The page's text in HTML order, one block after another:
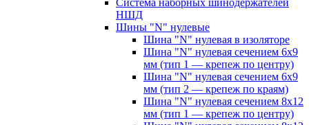
Система наборных шинодержателей
НШД
Шины "N" нулевые
Шина "N" нулевая в изоляторе
Шина "N" нулевая сечением 6х9
мм (тип 1 — крепеж по центру)
Шина "N" нулевая сечением 6х9
мм (тип 2 — крепеж по краям)
Шина "N" нулевая сечением 8х12
мм (тип 1 — крепеж по центру)